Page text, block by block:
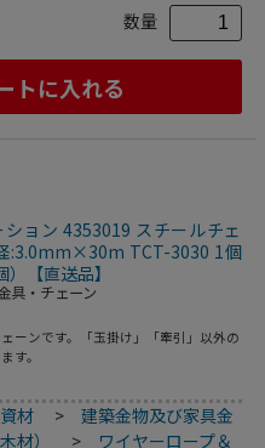
数量
トに入れる
ョン 4353019 スチールチェ
:3.0mm×30m TCT-3030 1個
）【直送品】
具・チェーン
ーンです。「玉掛け」「牽引」以外の
す。
材 >建築金物及び家具金
材）
> ワイヤーロープ＆